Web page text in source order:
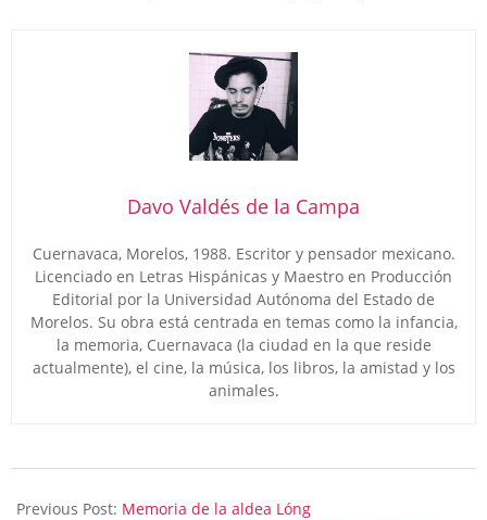
Davo Valdés de la Campa
Cuernavaca, Morelos, 1988. Escritor y pensador mexicano.
Licenciado en Letras Hispánicas y Maestro en Producción
Editorial por la Universidad Autónoma del Estado de
Morelos. Su obra está centrada en temas como la infancia,
la memoria, Cuernavaca (la ciudad en la que reside
actualmente), el cine, la música, los libros, la amistad y los
animales.
01-
Previous Post: Memoria de la aldea Lóng